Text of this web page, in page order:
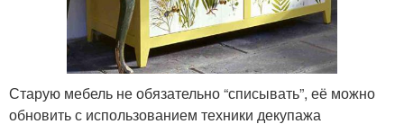
Старую мебель не обязательно “списывать”, её можно
обновить с использованием техники декупажа